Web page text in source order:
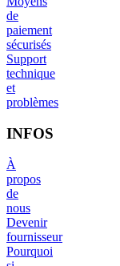
de
paiement
sécurisés
Support
technique
et
problèmes
INFOS
À
propos
de
nous
Devenir
fournisseur
Pourquoi